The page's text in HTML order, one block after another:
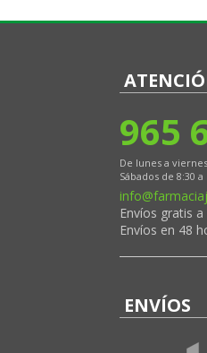
965
De lunes a
Sábados de 8:30 a
Envíos gratis
Envíos en 48
ENVÍOS